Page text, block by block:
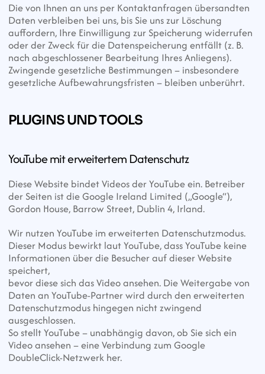
Die von Ihnen an uns per Kontaktanfragen übersandten
Daten verbleiben bei uns, bis Sie uns zur Löschung
auffordern, Ihre Einwilligung zur Speicherung widerrufen
oder der Zweck für die Datenspeicherung entfällt (z. B.
nach abgeschlossener Bearbeitung Ihres Anliegens).
Zwingende gesetzliche Bestimmungen – insbesondere
gesetzliche Aufbewahrungsfristen – bleiben unberührt.
PLUGINS UND TOOLS
YouTube mit erweitertem Datenschutz
Diese Website bindet Videos der YouTube ein. Betreiber
der Seiten ist die Google Ireland Limited („Google“),
Gordon House, Barrow Street, Dublin 4, Irland.
Wir nutzen YouTube im erweiterten Datenschutzmodus.
Dieser Modus bewirkt laut YouTube, dass YouTube keine
Informationen über die Besucher auf dieser Website
speichert,
bevor diese sich das Video ansehen. Die Weitergabe von
Daten an YouTube-Partner wird durch den erweiterten
Datenschutzmodus hingegen nicht zwingend
ausgeschlossen.
So stellt YouTube – unabhängig davon, ob Sie sich ein
Video ansehen – eine Verbindung zum Google
DoubleClick-Netzwerk her.